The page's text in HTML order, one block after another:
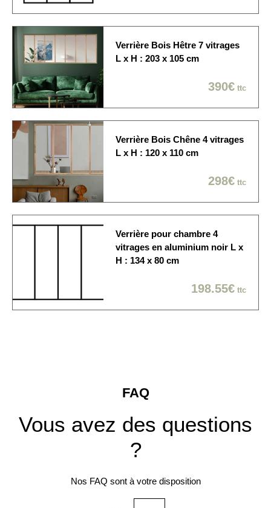
Sur rendez-vous: 1/2
journée / créneau de 2
heures / Dans la pièce de
votre choix
Verrière Bois Hêtre 7 vitrages
L x H : 203 x 105 cm
390€ ttc
Verrière Bois Chêne 4 vitrages
L x H : 120 x 110 cm
298€ ttc
Verrière pour chambre 4
vitrages en aluminium noir L x
H : 134 x 80 cm
198.55€ ttc
FAQ
Vous avez des questions
?
Nos FAQ sont à votre disposition